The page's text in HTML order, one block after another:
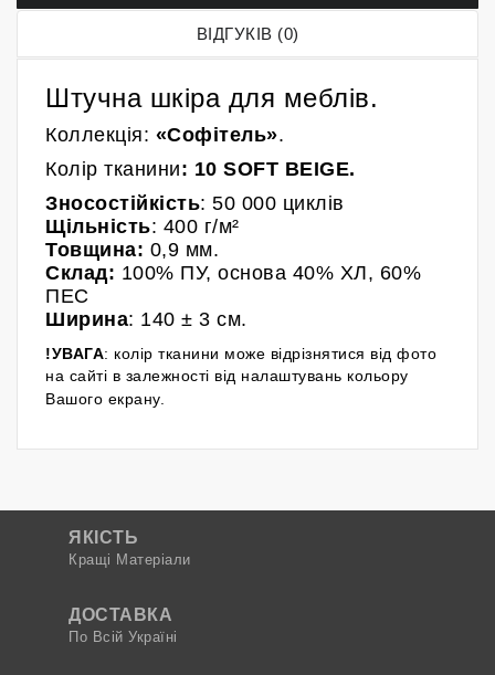
ВІДГУКІВ (0)
Штучна шкіра для меблів.
Коллекція: «Софітель».
Колір тканини: 10 SOFT BEIGE.
Зносостійкість: 50 000 циклів
Щільність: 400 г/м²
Товщина: 0,9 мм.
Склад: 100% ПУ, основа 40% ХЛ, 60%
ПЕС
Ширина: 140 ± 3 см.
!УВАГА: колір тканини може відрізнятися від фото
на сайті в залежності від налаштувань кольору
Вашого екрану.
ЯКІСТЬ
Кращі Матеріали
ДОСТАВКА
По Всій Україні